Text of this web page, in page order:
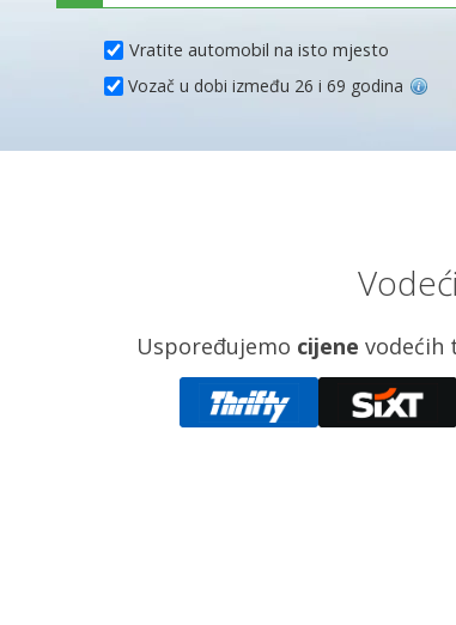
Vratite automobil na isto mjesto
Vozač u dobi između 26 i 69 godina
Uspoređujemo cijene vodećih